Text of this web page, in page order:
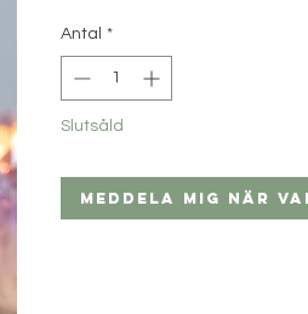
Antal *
Slutsåld
Meddela mig när